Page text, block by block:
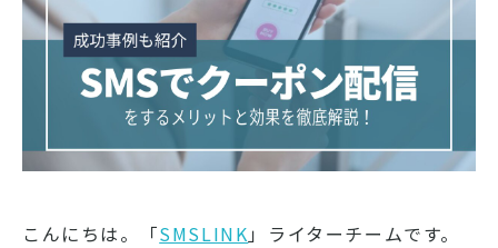
こんにちは。「SMSLINK」ライターチームです。